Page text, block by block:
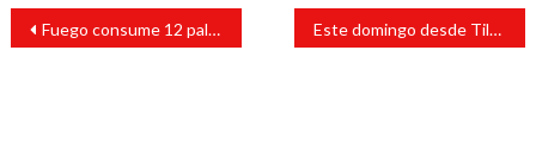
Navegación
entradas
Fuego consume 12 palapas en malecón de Campeche Este domingo desde Tilapan, el candidato a diputado por el distrito 25, Rafael Fararoni